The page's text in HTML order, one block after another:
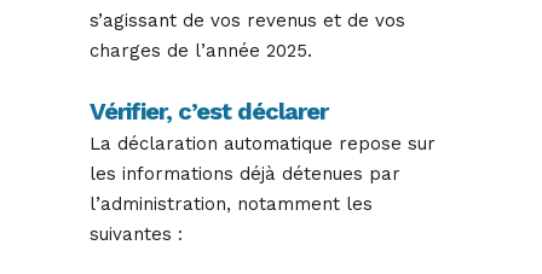
s’agissant de vos revenus et de vos
charges de l’année 2025.
Vérifier, c’est déclarer
La déclaration automatique repose sur
les informations déjà détenues par
l’administration, notamment les
suivantes :